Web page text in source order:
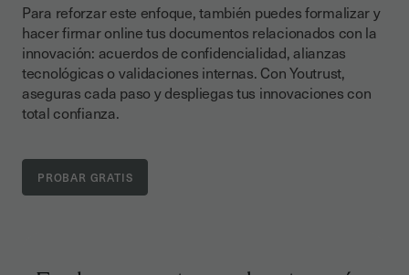
Para reforzar este enfoque, también puedes formalizar y
hacer firmar online tus documentos relacionados con la
innovación: acuerdos de confidencialidad, alianzas
tecnológicas o validaciones internas. Con Youtrust,
aseguras cada paso y despliegas tus innovaciones con
total confianza.